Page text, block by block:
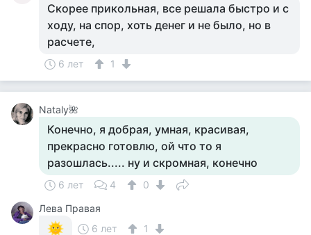
Скорее прикольная, все решала быстро и с
ходу, на спор, хоть денег и не было, но в
расчете,
6 лет 1
Nataly🌺
Конечно, я добрая, умная, красивая,
прекрасно готовлю, ой что то я
разошлась..... ну и скромная, конечно
6 лет 4
0
Лева Правая
6 лет
1